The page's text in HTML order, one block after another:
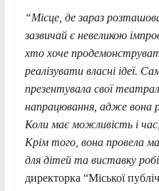
“Місце, де зараз
зазвичай є невеликою
хто хоче
реалізувати власні ідеї.
презентувала свої
напрацювання, адже вона
Коли має можливість і
Крім того, вона провела
для дітей та виставку
директорка “Міської